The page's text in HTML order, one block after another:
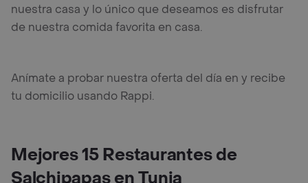
nuestra casa y lo único que deseamos es disfrutar
de nuestra comida favorita en casa.
Anímate a probar nuestra oferta del día en y recibe
tu domicilio usando Rappi.
Mejores 15 Restaurantes de
Salchipapas en Tunja